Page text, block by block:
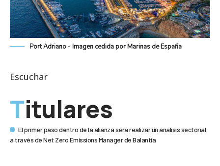
Port Adriano - Imagen cedida por Marinas de España
Escuchar
Titulares
El primer paso dentro de la alianza será realizar un análisis sectorial
a través de Net Zero Emissions Manager de Balantia